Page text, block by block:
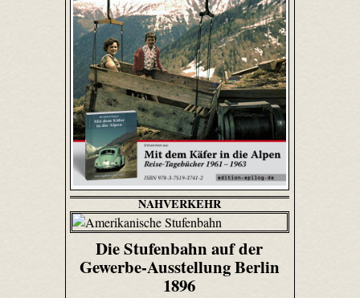
NAHVERKEHR
Die Stufenbahn auf der
Gewerbe-Ausstellung Berlin
1896